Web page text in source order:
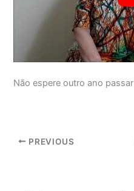
Não espere outro ano passar
PREVIOUS